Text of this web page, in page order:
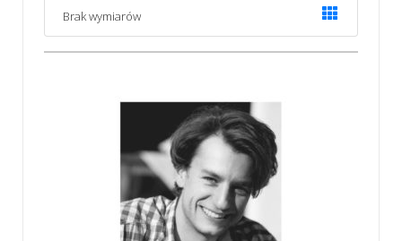
Brak wymiarów